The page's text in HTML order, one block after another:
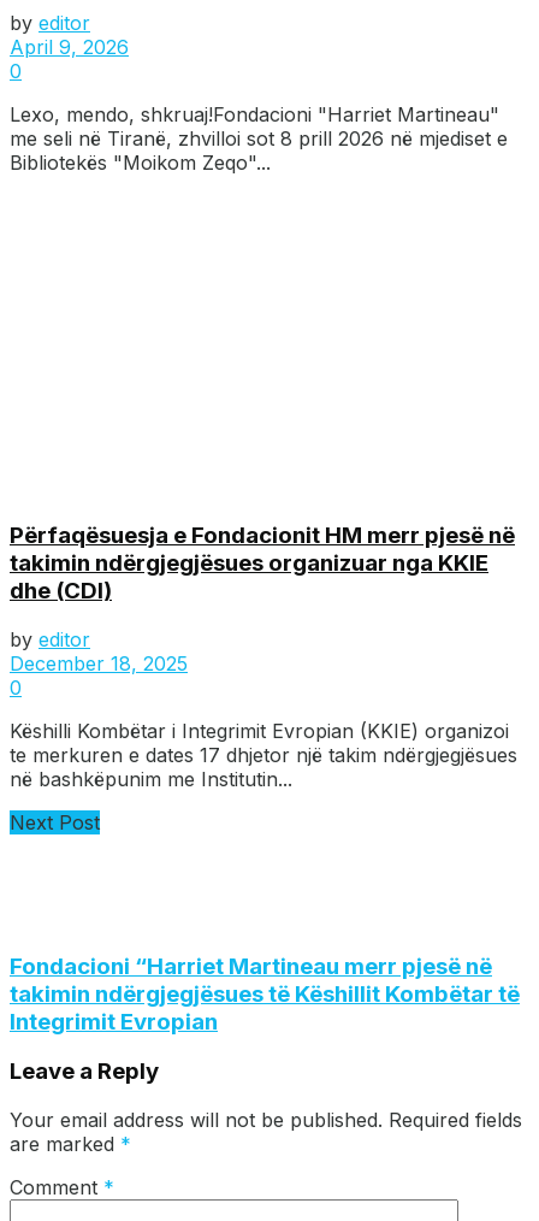
by editor
April 9, 2026
0
Lexo, mendo, shkruaj!Fondacioni "Harriet Martineau"
me seli në Tiranë, zhvilloi sot 8 prill 2026 në mjediset e
Bibliotekës "Moikom Zeqo"...
Përfaqësuesja e Fondacionit HM merr pjesë në
takimin ndërgjegjësues organizuar nga KKIE
dhe (CDI)
by editor
December 18, 2025
0
Këshilli Kombëtar i Integrimit Evropian (KKIE) organizoi
te merkuren e dates 17 dhjetor një takim ndërgjegjësues
në bashkëpunim me Institutin...
Next Post
Fondacioni “Harriet Martineau merr pjesë në
takimin ndërgjegjësues të Këshillit Kombëtar të
Integrimit Evropian
Leave a Reply
Your email address will not be published. Required fields
are marked *
Comment *